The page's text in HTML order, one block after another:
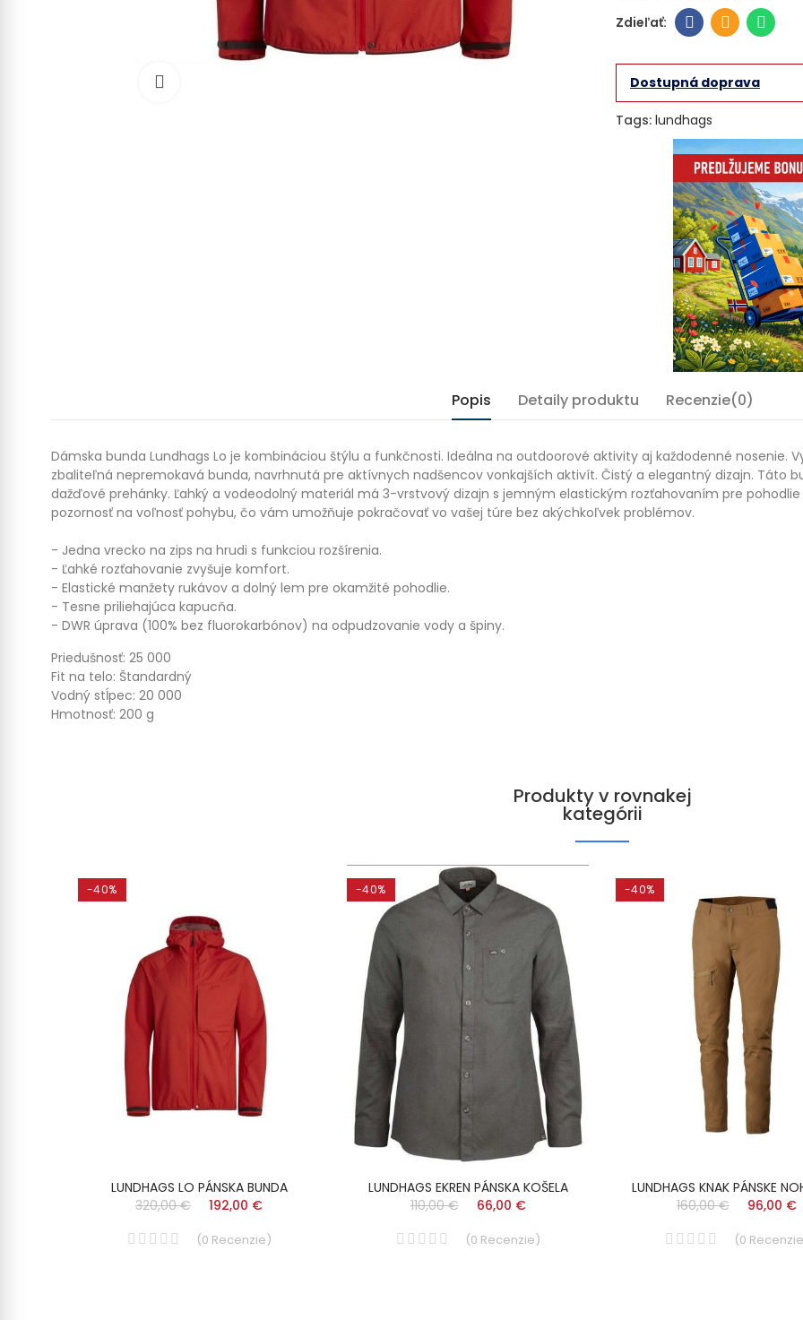
Dostupná doprava
Tags: lundhags
Popis Detaily produktu Recenzie(0)
Dámska bunda Lundhags Lo je kombináciou štýlu a funkčnosti. Ideálna na outdoorové aktivity aj každodenné nosenie.
zbaliteľná nepremokavá bunda, navrhnutá pre aktívnych nadšencov vonkajších aktivít. Čistý a elegantný dizajn. Táto
dažďové prehánky. Ľahký a vodeodolný materiál má 3-vrstvový dizajn s jemným elastickým rozťahovaním pre
pozornosť na voľnosť pohybu, čo vám umožňuje pokračovať vo vašej túre bez akýchkoľvek problémov.
- Jedna vrecko na zips na hrudi s funkciou rozšírenia.
- Ľahké rozťahovanie zvyšuje komfort.
- Elastické manžety rukávov a dolný lem pre okamžité pohodlie.
- Tesne priliehajúca kapucňa.
- DWR úprava (100% bez fluorokarbónov) na odpudzovanie vody a špiny.
Priedušnosť: 25 000
Fit na telo: Štandardný
Vodný stĺpec: 20 000
Hmotnosť: 200 g
Produkty v rovnakej
kategórii
-40%
LUNDHAGS LO PÁNSKA BUNDA
320,00 €
192,00 €
(0 Recenzie)
-40%
LUNDHAGS EKREN PÁNSKA KOŠELA
110,00 €
66,00 €
(0 Recenzie)
-40%
LUNDHAGS KNAK PÁNSKE
160,00 €
96,00 €
(0 Recenzie